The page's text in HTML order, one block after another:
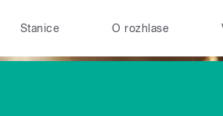
Stanice O rozhlase